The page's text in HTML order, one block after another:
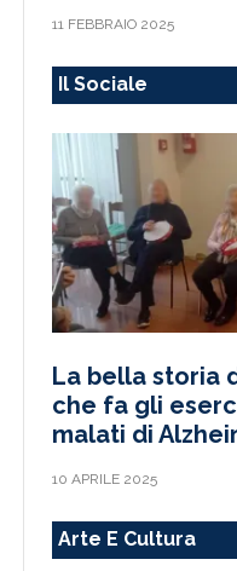
11 FEBBRAIO 2025
Il Sociale
La bella storia
che fa gli
malati di
10 APRILE 2025
Arte E Cultura